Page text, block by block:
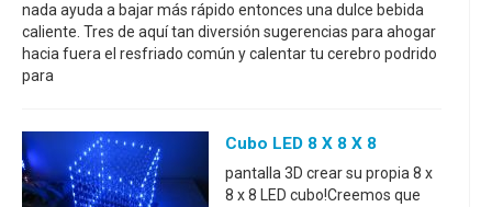
nada ayuda a bajar más rápido entonces una dulce bebida
caliente. Tres de aquí tan diversión sugerencias para ahogar
hacia fuera el resfriado común y calentar tu cerebro podrido
para
Cubo LED 8 X 8 X 8
pantalla 3D crear su propia 8 x
8 x 8 LED cubo!Creemos que